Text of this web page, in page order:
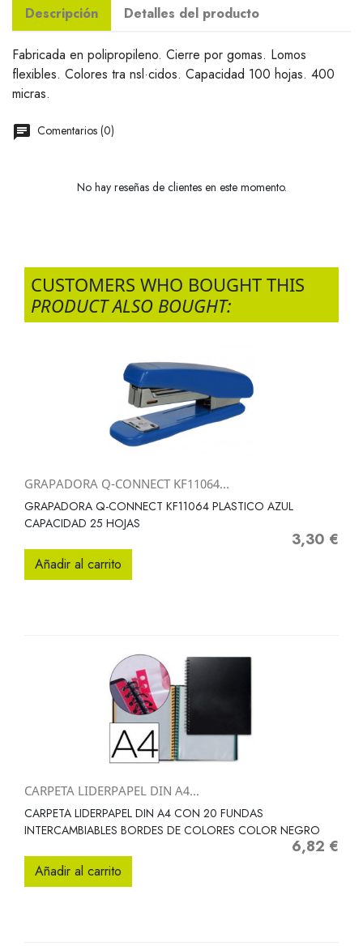
Descripción Detalles del producto
Fabricada en polipropileno. Cierre por gomas. Lomos
flexibles. Colores tra nsl·cidos. Capacidad 100 hojas. 400
micras.
Comentarios (0)
No hay reseñas de clientes en este momento.
CUSTOMERS WHO BOUGHT THIS
PRODUCT ALSO BOUGHT:
GRAPADORA Q-CONNECT KF11064...
GRAPADORA Q-CONNECT KF11064 PLASTICO AZUL
CAPACIDAD 25 HOJAS
Precio
3,30 €
Añadir al carrito
CARPETA LIDERPAPEL DIN A4...
CARPETA LIDERPAPEL DIN A4 CON 20 FUNDAS
INTERCAMBIABLES BORDES DE COLORES COLOR NEGRO
Precio
6,82 €
Añadir al carrito